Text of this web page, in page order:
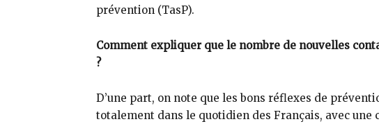
prévention (TasP).
Comment expliquer que le nombre de nouvelles
?
D’une part, on note que les bons réflexes de
totalement dans le quotidien des Français, avec